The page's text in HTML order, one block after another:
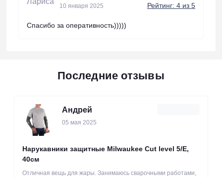
10 января 2025 Рейтинг: 4 из 5
Спасибо за оперативность)))))
Последние отзывы
Андрей
05 мая 2025
Нарукавники защитные Milwaukee Cut level 5/Е,
40см
Отличная вещь для жары. Занимаюсь сварочными работами,